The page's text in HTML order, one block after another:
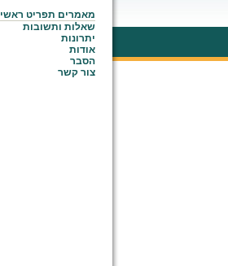
מאמרים תפריט ראשי
שאלות ותשובות
יתרונות
אודות
הסבר
צור קשר